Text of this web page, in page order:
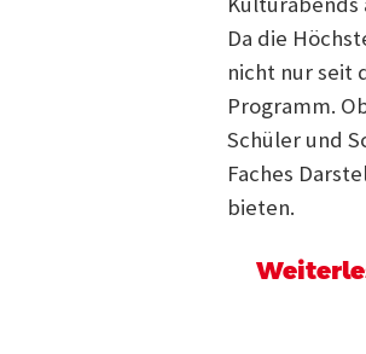
Da die
nicht nur seit
Programm.
Schüler und
Faches
bieten.